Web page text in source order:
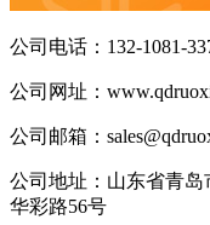
公司电话： 132-1081-
公司网址：
公司邮箱：
公司地址： 山东省青岛
华彩路56号